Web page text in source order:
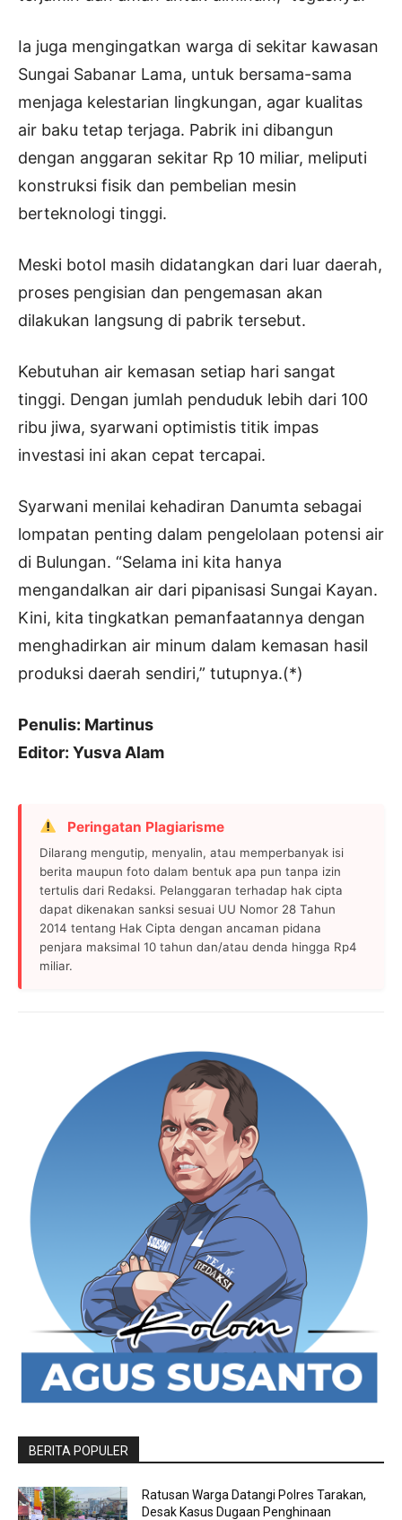
Ia juga mengingatkan warga di sekitar kawasan
Sungai Sabanar Lama, untuk bersama-sama
menjaga kelestarian lingkungan, agar kualitas
air baku tetap terjaga. Pabrik ini dibangun
dengan anggaran sekitar Rp 10 miliar, meliputi
konstruksi fisik dan pembelian mesin
berteknologi tinggi.
Meski botol masih didatangkan dari luar daerah,
proses pengisian dan pengemasan akan
dilakukan langsung di pabrik tersebut.
Kebutuhan air kemasan setiap hari sangat
tinggi. Dengan jumlah penduduk lebih dari 100
ribu jiwa, syarwani optimistis titik impas
investasi ini akan cepat tercapai.
Syarwani menilai kehadiran Danumta sebagai
lompatan penting dalam pengelolaan potensi air
di Bulungan. “Selama ini kita hanya
mengandalkan air dari pipanisasi Sungai Kayan.
Kini, kita tingkatkan pemanfaatannya dengan
menghadirkan air minum dalam kemasan hasil
produksi daerah sendiri,” tutupnya.(*)
Penulis: Martinus
Editor: Yusva Alam
Peringatan Plagiarisme
Dilarang mengutip, menyalin, atau memperbanyak isi
berita maupun foto dalam bentuk apa pun tanpa izin
tertulis dari Redaksi. Pelanggaran terhadap hak cipta
dapat dikenakan sanksi sesuai UU Nomor 28 Tahun
2014 tentang Hak Cipta dengan ancaman pidana
penjara maksimal 10 tahun dan/atau denda hingga Rp4
miliar.
BERITA POPULER
Ratusan Warga Datangi Polres Tarakan,
Desak Kasus Dugaan Penghinaan